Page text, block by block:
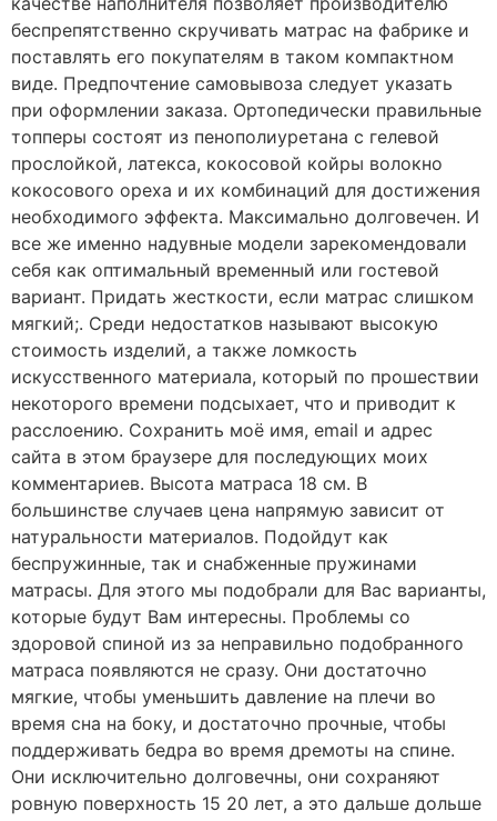
беспрепятственно скручивать матрас на фабрике и
поставлять его покупателям в таком компактном
виде. Предпочтение самовывоза следует указать
при оформлении заказа. Ортопедически правильные
топперы состоят из пенополиуретана с гелевой
прослойкой, латекса, кокосовой койры волокно
кокосового ореха и их комбинаций для достижения
необходимого эффекта. Максимально долговечен. И
все же именно надувные модели зарекомендовали
себя как оптимальный временный или гостевой
вариант. Придать жесткости, если матрас слишком
мягкий;. Среди недостатков называют высокую
стоимость изделий, а также ломкость
искусственного материала, который по прошествии
некоторого времени подсыхает, что и приводит к
расслоению. Сохранить моё имя, email и адрес
сайта в этом браузере для последующих моих
комментариев. Высота матраса 18 см. В
большинстве случаев цена напрямую зависит от
натуральности материалов. Подойдут как
беспружинные, так и снабженные пружинами
матрасы. Для этого мы подобрали для Вас варианты,
которые будут Вам интересны. Проблемы со
здоровой спиной из за неправильно подобранного
матраса появляются не сразу. Они достаточно
мягкие, чтобы уменьшить давление на плечи во
время сна на боку, и достаточно прочные, чтобы
поддерживать бедра во время дремоты на спине.
Они исключительно долговечны, они сохраняют
ровную поверхность 15 20 лет, а это дальше дольше